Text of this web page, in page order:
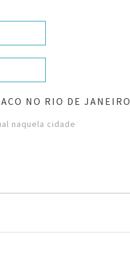
NO RIO DE JANEIRO
naquela cidade